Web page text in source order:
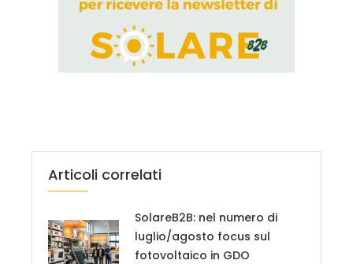
Articoli correlati
SolareB2B: nel numero di
luglio/agosto focus sul
fotovoltaico in GDO